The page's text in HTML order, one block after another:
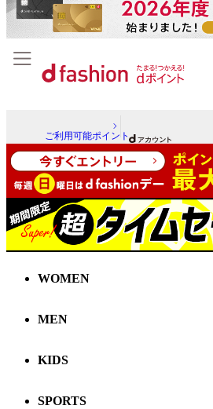
ご利用可能ポイント
WOMEN
MEN
KIDS
SPORTS